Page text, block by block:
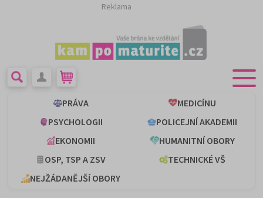
Reklama
PRÁVA
MEDICÍNU
PSYCHOLOGII
POLICEJNÍ AKADEMII
EKONOMII
HUMANITNÍ OBORY
OSP, TSP A ZSV
TECHNICKÉ VŠ
NEJŽÁDANĚJŠÍ OBORY